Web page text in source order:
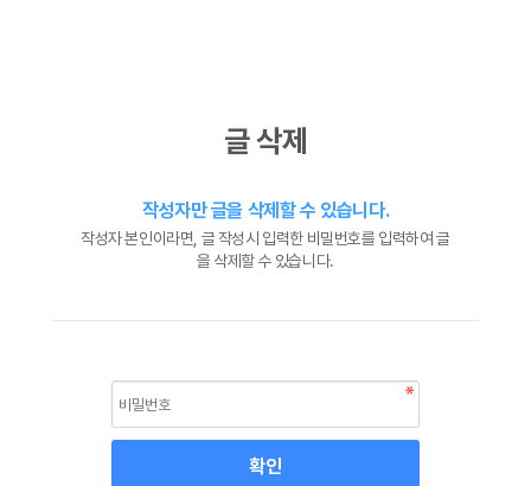
글 삭제
작성자만 글을 삭제할 수 있습니다.
작성자 본인이라면, 글 작성시 입력한 비밀번호를 입력하여 글
을 삭제할 수 있습니다.